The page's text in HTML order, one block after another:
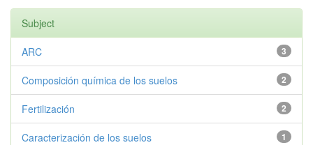
Subject
3
ARC
2
Composición química de los suelos
2
Fertilización
1
Caracterización de los suelos